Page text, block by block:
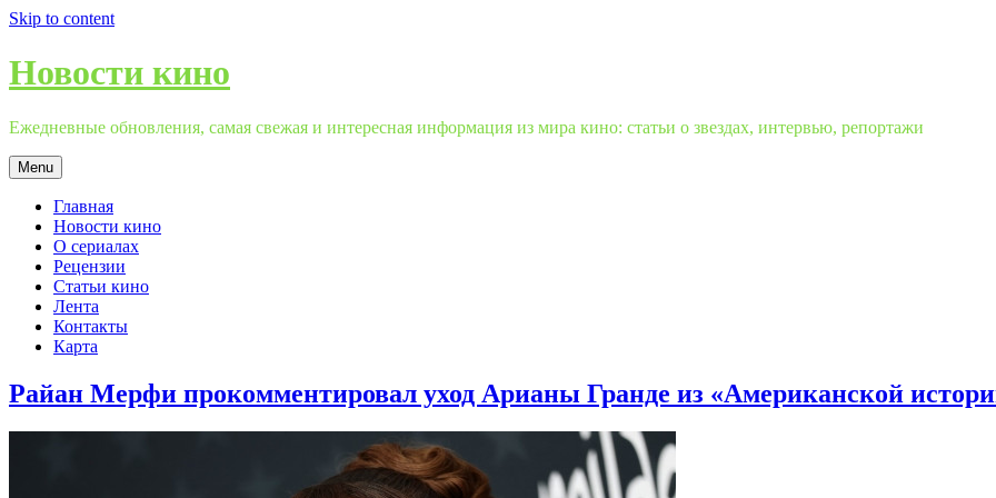
Skip to content
Новости кино
Ежедневные обновления, самая свежая и интересная информация из мира кино: статьи о звездах, интервью, репортажи
Menu
Главная
Новости кино
О сериалах
Рецензии
Статьи кино
Лента
Контакты
Карта
Райан Мерфи прокомментировал уход Арианы Гранде из «Американской